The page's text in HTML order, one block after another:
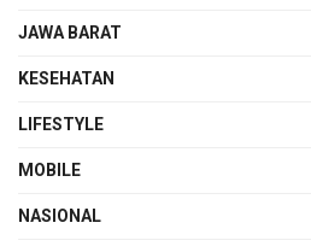
JAWA BARAT
KESEHATAN
LIFESTYLE
MOBILE
NASIONAL